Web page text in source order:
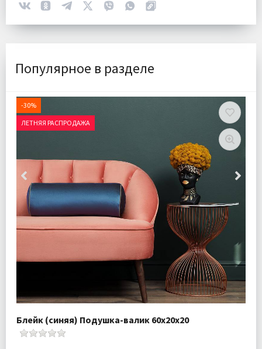
Популярное в разделе
-30%
ЛЕТНЯЯ РАСПРОДАЖА
Блейк (синяя) Подушка-валик 60х20х20